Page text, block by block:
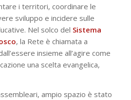
i territori, coordinare le
sviluppo e incidere sulle
Nel solco del Sistema
, la Rete è chiamata a
insieme all’agire come
una scelta evangelica,
ampio spazio è stato